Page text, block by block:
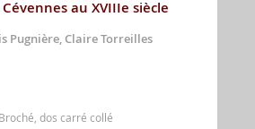
au XVIIIe siècle
Pugnière, Claire Torreilles
Broché, dos carré collé